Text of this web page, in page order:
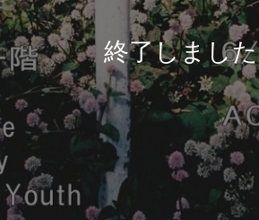
終了しました